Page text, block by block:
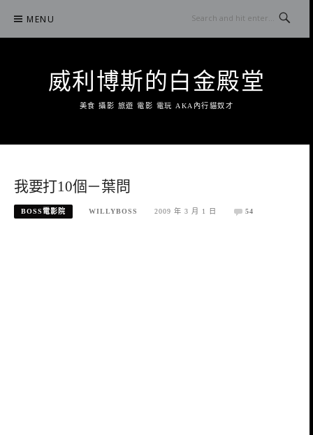
content
MENU
威利博斯的白金殿堂
美食 攝影 旅遊 電影 電玩 AKA內行貓奴才
我要打10個－葉問
BOSS電影院 WILLYBOSS 2009 年 3 月 1 日 54